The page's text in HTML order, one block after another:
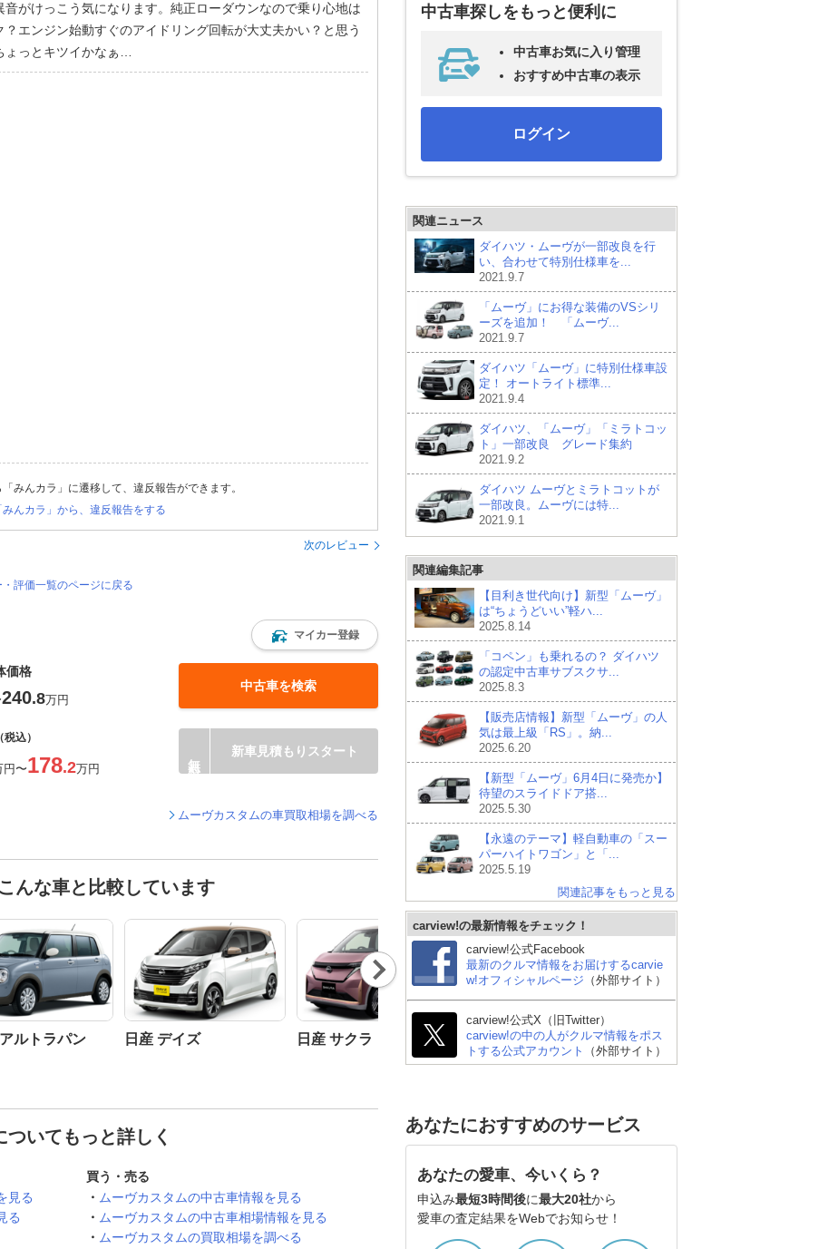
がけっこう気になります。純正ローダウンなので乗り心地は
エンジン始動すぐのアイドリング回転が大丈夫かい？と思う
っとキツイかなぁ…
みんカラ」に遷移して、違反報告ができます。
みんカラ」から、違反報告をする
次のレビュー
評価一覧のページに戻る
マイカー登録
価格
240.8万円
中古車を検索
（税込）
円〜178.2万円
新車見積もりスタート
ムーヴカスタムの車買取相場を調べる
んな車と比較しています
ルトラパン 日産 デイズ 日産 サクラ ホンダ N-ONE 三菱 eKワゴン
Nex
t
いてもっと詳しく
見る
る
買う・売る
ムーヴカスタムの中古車情報を見る
ムーヴカスタムの中古車相場情報を見る
ムーヴカスタムの買取相場を調べる
中古車探しをもっと便利に
中古車お気に入り管理
おすすめ中古車の表示
ログイン
関連ニュース
ダイハツ・ムーヴが一部改良を行
い、合わせて特別仕様車を...
2021.9.7
「ムーヴ」にお得な装備のVSシリ
ーズを追加！ 「ムーヴ...
2021.9.7
ダイハツ「ムーヴ」に特別仕様車設
定！ オートライト標準...
2021.9.4
ダイハツ、「ムーヴ」「ミラトコッ
ト」一部改良 グレード集約
2021.9.2
ダイハツ ムーヴとミラトコットが
一部改良。ムーヴには特...
2021.9.1
関連編集記事
【目利き世代向け】新型「ムーヴ」
は“ちょうどいい”軽ハ...
2025.8.14
「コペン」も乗れるの？ ダイハツ
の認定中古車サブスクサ...
2025.8.3
【販売店情報】新型「ムーヴ」の人
気は最上級「RS」。納...
2025.6.20
【新型「ムーヴ」6月4日に発売か】
待望のスライドドア搭...
2025.5.30
【永遠のテーマ】軽自動車の「スー
パーハイトワゴン」と「...
2025.5.19
関連記事をもっと見る
carview!の最新情報をチェック！
carview!公式Facebook
最新のクルマ情報をお届けするcarvie
w!オフィシャルページ （外部サイト）
carview!公式X（旧Twitter）
carview!の中の人がクルマ情報をポス
トする公式アカウント
（外部サイト）
あなたにおすすめのサービス
あなたの愛車、今いくら？
申込み最短3時間後に最大20社から
愛車の査定結果をWebでお知らせ！